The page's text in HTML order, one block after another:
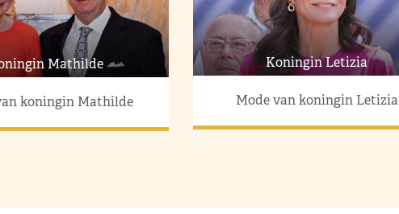
Mathilde
koningin Mathilde
Koningin Letizia
Mode van koningin Letizia